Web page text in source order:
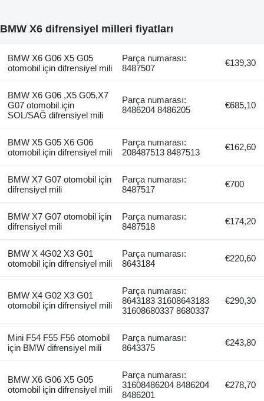
BMW X6 difrensiyel milleri fiyatları
BMW X6 G06 X5 G05
otomobil için difrensiyel mili
Parça numarası:
8487507
€139,30
BMW X6 G06 ,X5 G05,X7
G07 otomobil için
SOL/SAĞ difrensiyel mili
Parça numarası:
8486204 8486205
€685,10
BMW X5 G05 X6 G06
otomobil için difrensiyel mili
Parça numarası:
208487513 8487513
€162,60
BMW X7 G07 otomobil için
difrensiyel mili
Parça numarası:
8487517
€700
BMW X7 G07 otomobil için
difrensiyel mili
Parça numarası:
8487518
€174,20
BMW X 4G02 X3 G01
otomobil için difrensiyel mili
Parça numarası:
8643184
€220,60
BMW X4 G02 X3 G01
otomobil için difrensiyel mili
Parça numarası:
8643183 31608643183
31608680337 8680337
€290,30
Mini F54 F55 F56 otomobil
için BMW difrensiyel mili
Parça numarası:
8643375
€243,80
BMW X6 G06 X5 G05
otomobil için difrensiyel mili
Parça numarası:
31608486204 8486204
8486201
€278,70